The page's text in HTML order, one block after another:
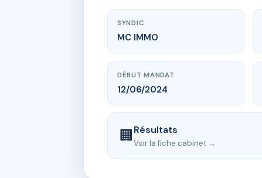
SYNDIC
MC IMMO
DÉBUT MANDAT
12/06/2024
🏢Résultats
Voir la fiche cabinet →